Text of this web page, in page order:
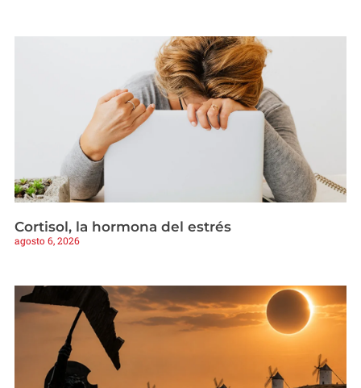
Cortisol, la hormona del estrés
agosto 6, 2026